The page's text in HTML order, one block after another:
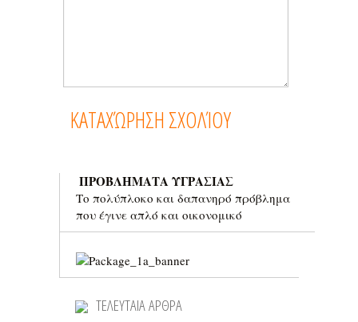
ΠΡΟΒΛΗΜΑΤΑ ΥΓΡΑΣΙΑΣ
Το πολύπλοκο και δαπανηρό πρόβλημα
που έγινε απλό και οικονομικό
ΤΕΛΕΥΤΑΙΑ ΑΡΘΡΑ